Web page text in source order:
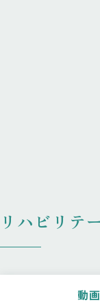
リハビリテ
動